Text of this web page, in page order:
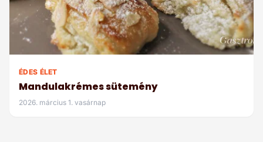
ÉDES ÉLET
Mandulakrémes sütemény
2026. március 1. vasárnap